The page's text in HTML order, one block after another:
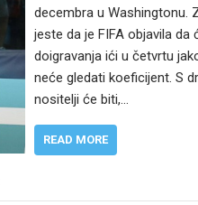
decembra u Washingtonu.
jeste da je FIFA objavila da
doigravanja ići u četvrtu
neće gledati koeficijent. S
nositelji će biti,…
READ MORE